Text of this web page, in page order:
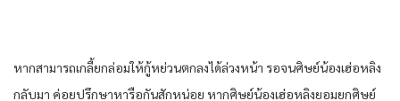
หาก​สามารถ​เกลี้ยกล่อม​ให้​กู้​หย่วน​ตกลง​ได้​ล่วงหน้า​ รอ​จน​ศิษย์​น้อง​เฮ่อ​ห​ลิง​
กลับมา​ ค่อย​ปรึกษาหารือ​กัน​สักหน่อย​ หาก​ศิษย์​น้อง​เฮ่อ​ห​ลิง​ยอม​ยก​ศิษย์​